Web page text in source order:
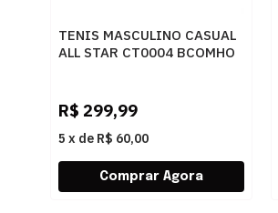
TENIS MASCULINO CASUAL
ALL STAR CT0004 BCOMHO
R$ 299,99
5 x de R$ 60,00